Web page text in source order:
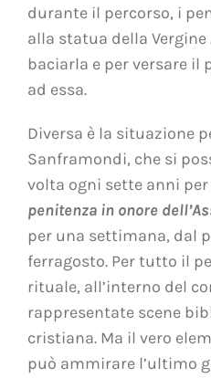
durante il percorso, i
alla statua della
baciarla e per versare il
ad essa.
Diversa è la situazione
Sanframondi, che si
volta ogni sette anni per
penitenza in onore
per una settimana, dal
ferragosto. Per tutto il
rituale, all’interno del
rappresentate scene
cristiana. Ma il vero
può ammirare l’ultimo